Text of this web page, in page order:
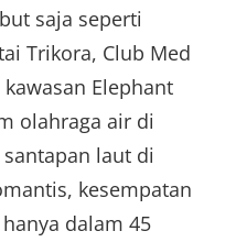
saja seperti
Trikora, Club Med
Elephant
olahraga air di
laut di
kesempatan
dalam 45